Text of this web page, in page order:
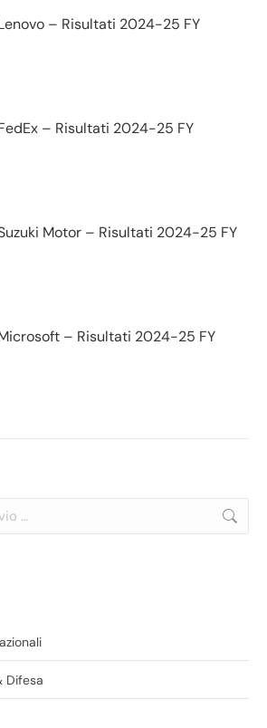
– Risultati 2024-25 FY
– Risultati 2024-25 FY
Motor – Risultati 2024-25 FY
– Risultati 2024-25 FY
Difesa